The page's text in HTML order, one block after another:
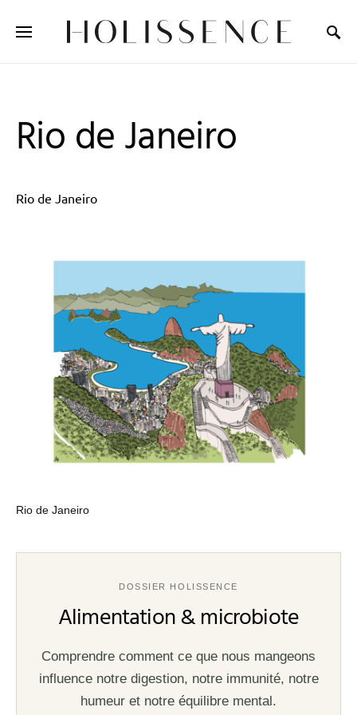
Rio de Janeiro
Rio de Janeiro
Rio de Janeiro
DOSSIER HOLISSENCE
Alimentation & microbiote
Comprendre comment ce que nous mangeons
influence notre digestion, notre immunité, notre
humeur et notre équilibre mental.